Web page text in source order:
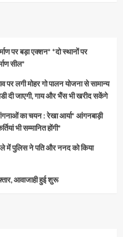
पर बड़ा एक्शन* *दो स्थानों पर
सील*
लगी मोहर गो पालन योजना से सामान्य
दी जाएगी, गाय और भैंस भी खरीद सकेंगे
का चयन : रेखा आर्या* आंगनबाड़ी
भी सम्मानित होंगी*
में पुलिस ने पति और ननद को किया
आवाजाही हुई शुरू